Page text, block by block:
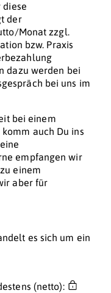
diese
der
Monat zzgl.
bzw. Praxis
dazu werden bei
bei uns im
bei einem
auch Du ins
empfangen wir
einem
aber für
es sich um ein
(netto):